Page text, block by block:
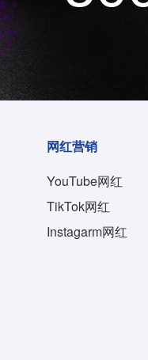
网红营销
YouTube网红
TikTok网红
Instagarm网红